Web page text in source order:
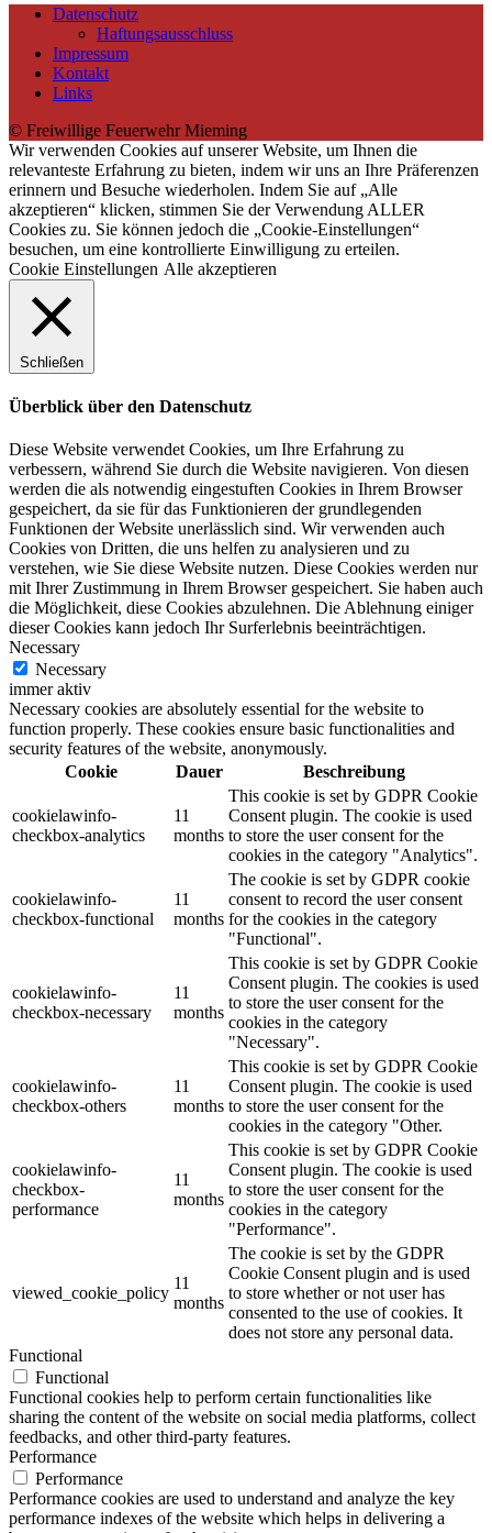
Datenschutz
Haftungsausschluss
Impressum
Kontakt
Links
© Freiwillige Feuerwehr Mieming
Wir verwenden Cookies auf unserer Website, um Ihnen die
relevanteste Erfahrung zu bieten, indem wir uns an Ihre Präferenzen
erinnern und Besuche wiederholen. Indem Sie auf „Alle
akzeptieren“ klicken, stimmen Sie der Verwendung ALLER
Cookies zu. Sie können jedoch die „Cookie-Einstellungen“
besuchen, um eine kontrollierte Einwilligung zu erteilen.
Cookie Einstellungen Alle akzeptieren
Schließen
Überblick über den Datenschutz
Diese Website verwendet Cookies, um Ihre Erfahrung zu
verbessern, während Sie durch die Website navigieren. Von diesen
werden die als notwendig eingestuften Cookies in Ihrem Browser
gespeichert, da sie für das Funktionieren der grundlegenden
Funktionen der Website unerlässlich sind. Wir verwenden auch
Cookies von Dritten, die uns helfen zu analysieren und zu
verstehen, wie Sie diese Website nutzen. Diese Cookies werden nur
mit Ihrer Zustimmung in Ihrem Browser gespeichert. Sie haben auch
die Möglichkeit, diese Cookies abzulehnen. Die Ablehnung einiger
dieser Cookies kann jedoch Ihr Surferlebnis beeinträchtigen.
Necessary
Necessary
immer aktiv
Necessary cookies are absolutely essential for the website to
function properly. These cookies ensure basic functionalities and
security features of the website, anonymously.
Cookie
Dauer Beschreibung
cookielawinfo-
checkbox-analytics
11
months
This cookie is set by GDPR Cookie
Consent plugin. The cookie is used
to store the user consent for the
cookies in the category "Analytics".
cookielawinfo-
checkbox-functional
11
months
The cookie is set by GDPR cookie
consent to record the user consent
for the cookies in the category
"Functional".
cookielawinfo-
checkbox-necessary
11
months
This cookie is set by GDPR Cookie
Consent plugin. The cookies is used
to store the user consent for the
cookies in the category
"Necessary".
cookielawinfo-
checkbox-others
11
months
This cookie is set by GDPR Cookie
Consent plugin. The cookie is used
to store the user consent for the
cookies in the category "Other.
cookielawinfo-
checkbox-
performance
11
months
This cookie is set by GDPR Cookie
Consent plugin. The cookie is used
to store the user consent for the
cookies in the category
"Performance".
viewed_cookie_policy
11
months
The cookie is set by the GDPR
Cookie Consent plugin and is used
to store whether or not user has
consented to the use of cookies. It
does not store any personal data.
Functional
Functional
Functional cookies help to perform certain functionalities like
sharing the content of the website on social media platforms, collect
feedbacks, and other third-party features.
Performance
Performance
Performance cookies are used to understand and analyze the key
performance indexes of the website which helps in delivering a